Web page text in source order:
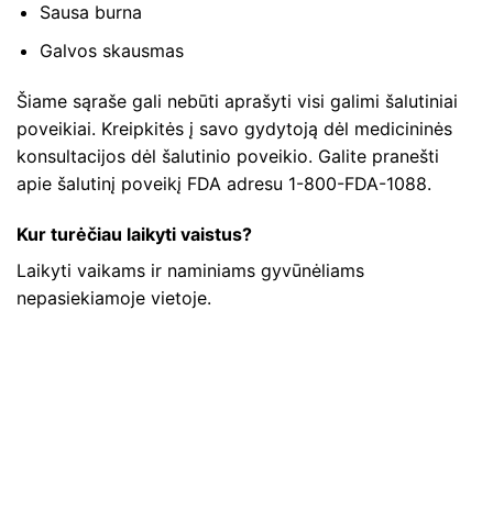
Sausa burna
Galvos skausmas
Šiame sąraše gali nebūti aprašyti visi galimi šalutiniai
poveikiai. Kreipkitės į savo gydytoją dėl medicininės
konsultacijos dėl šalutinio poveikio. Galite pranešti
apie šalutinį poveikį FDA adresu 1-800-FDA-1088.
Kur turėčiau laikyti vaistus?
Laikyti vaikams ir naminiams gyvūnėliams
nepasiekiamoje vietoje.